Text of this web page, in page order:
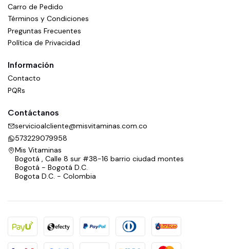
Carro de Pedido
Términos y Condiciones
Preguntas Frecuentes
Política de Privacidad
Información
Contacto
PQRs
Contáctanos
servicioalcliente@misvitaminas.com.co
573229079958
Mis Vitaminas
Bogotá , Calle 8 sur #38-16 barrio ciudad montes
Bogotá - Bogotá D.C.
Bogota D.C. - Colombia